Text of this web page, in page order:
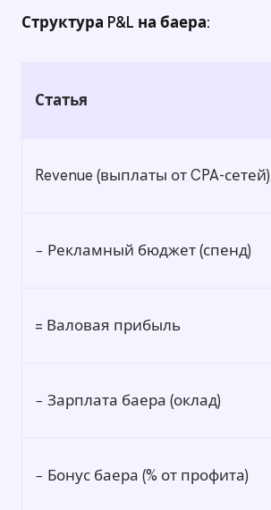
Структура P&L на баера:
Статья
Revenue (выплаты от CPA-сетей)
− Рекламный бюджет (спенд)
= Валовая прибыль
− Зарплата баера (оклад)
− Бонус баера (% от профита)